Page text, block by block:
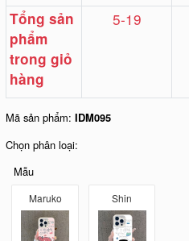
Tổng sản
phẩm
trong giỏ
hàng
5-19
Mã sản phẩm:IDM095
Chọn phân loại:
Mẫu
Maruko Shin